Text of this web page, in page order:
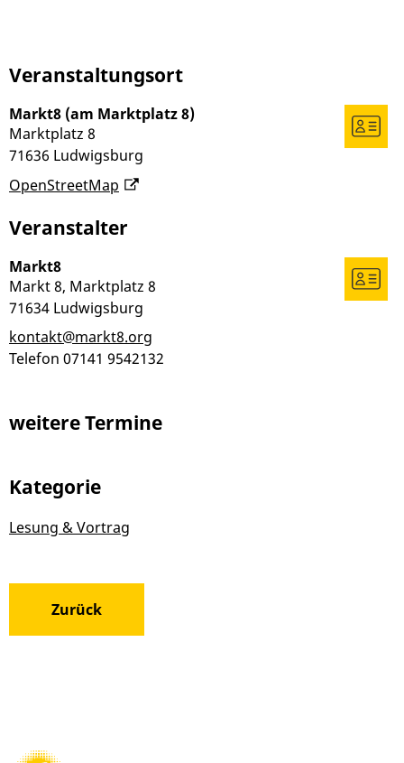
Veranstaltungsort
Markt8 (am Marktplatz 8)
Marktplatz 8
71636 Ludwigsburg
OpenStreetMap
Veranstalter
Markt8
Markt 8, Marktplatz 8
71634 Ludwigsburg
kontakt@markt8.org
Telefon 07141 9542132
weitere Termine
Kategorie
Lesung & Vortrag
Zurück